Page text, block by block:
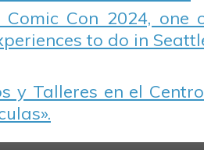
Comic Con 2024,
to do in
y Talleres en el